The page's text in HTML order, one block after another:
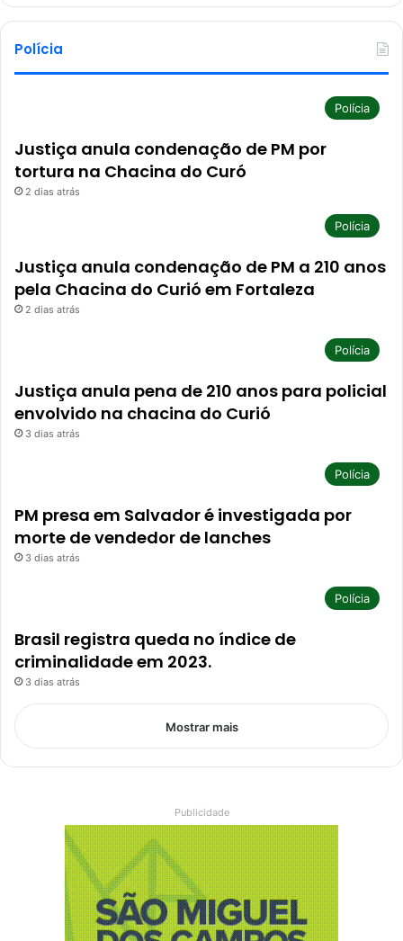
Polícia
Polícia
Justiça anula condenação de PM por
tortura na Chacina do Curó
2 dias atrás
Polícia
Justiça anula condenação de PM a 210 anos
pela Chacina do Curió em Fortaleza
2 dias atrás
Polícia
Justiça anula pena de 210 anos para policial
envolvido na chacina do Curió
3 dias atrás
Polícia
PM presa em Salvador é investigada por
morte de vendedor de lanches
3 dias atrás
Polícia
Brasil registra queda no índice de
criminalidade em 2023.
3 dias atrás
Mostrar mais
Publicidade